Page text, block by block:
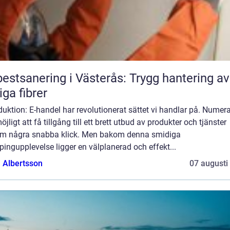
i Västerås: Trygg hantering av
fibrer
E-handel har revolutionerat sättet vi handlar på.
att få tillgång till ett brett utbud av produkter och tjänster
några snabba klick. Men bakom denna smidiga
ligger en välplanerad och effekt...
Albertsson
07 augusti